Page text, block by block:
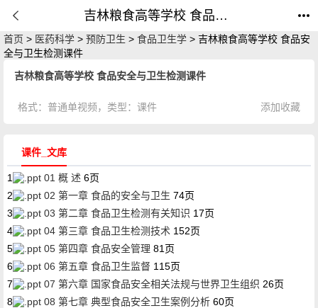
吉林粮食高等学校 食品安全与卫生检测课件_课件_公开课网
首页 > 医药科学 > 预防卫生 > 食品卫生学 > 吉林粮食高等学校 食品安
全与卫生检测课件
吉林粮食高等学校 食品安全与卫生检测课件
格式： 普通单视频，类型： 课件 添加收藏
课件_文库
1 01 概 述 6页
2
02 第一章 食品的安全与卫生 74页
3
03 第二章 食品卫生检测有关知识 17页
4
04 第三章 食品卫生检测技术 152页
5
05 第四章 食品安全管理 81页
6
06 第五章 食品卫生监督 115页
7
07 第六章 国家食品安全相关法规与世界卫生组织 26页
8
08 第七章 典型食品安全卫生案例分析 60页